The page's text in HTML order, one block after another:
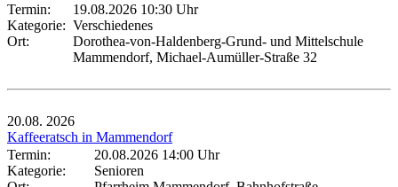
Termin:
19.08.2026 10:30 Uhr
Kategorie: Verschiedenes
Ort:
Dorothea-von-Haldenberg-Grund- und Mittelschule
Mammendorf, Michael-Aumüller-Straße 32
20.08. 2026
Kaffeeratsch in Mammendorf
Termin:
20.08.2026 14:00 Uhr
Kategorie:
Senioren